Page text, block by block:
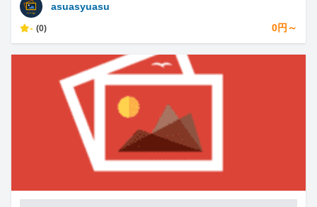
asuasyuasu
- (0) 0円～